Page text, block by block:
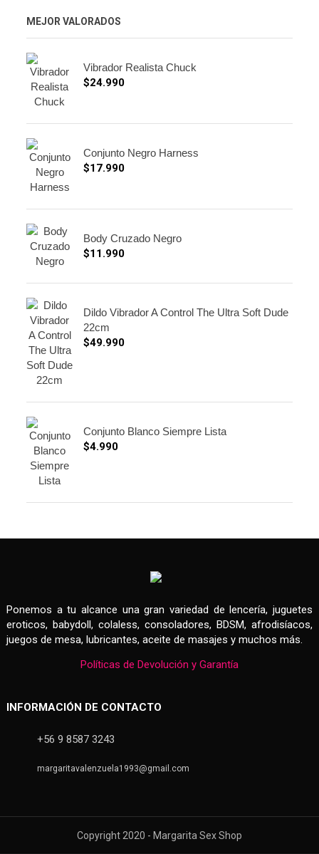
MEJOR VALORADOS
Vibrador Realista Chuck
$24.990
Conjunto Negro Harness
$17.990
Body Cruzado Negro
$11.990
Dildo Vibrador A Control The Ultra Soft Dude
22cm
$49.990
Conjunto Blanco Siempre Lista
$4.990
Ponemos a tu alcance una gran variedad de lencería, juguetes
eroticos, babydoll, colaless, consoladores, BDSM, afrodisíacos,
juegos de mesa, lubricantes, aceite de masajes y muchos más.
Políticas de Devolución y Garantía
INFORMACIÓN DE CONTACTO
+56 9 8587 3243
margaritavalenzuela1993@gmail.com
Copyright 2020 - Margarita Sex Shop